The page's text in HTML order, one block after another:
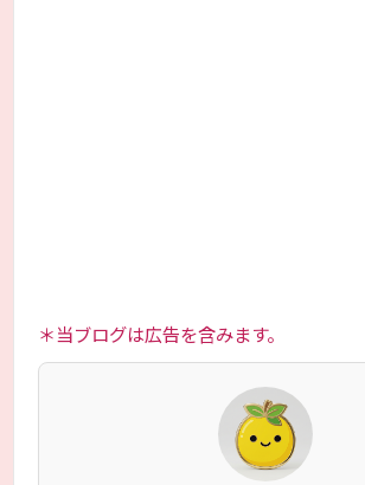
＊当ブログは広告を含みます。